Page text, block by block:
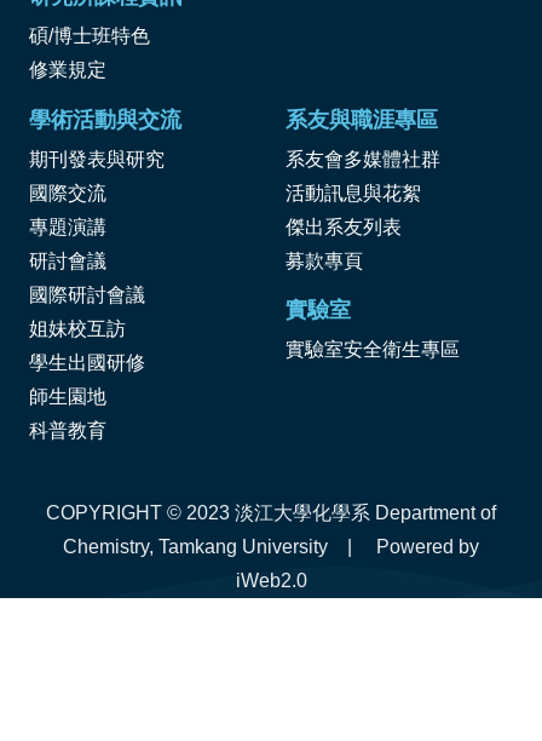
碩/博士班特色
修業規定
學術活動與交流
期刊發表與研究
國際交流
專題演講
研討會議
國際研討會議
姐妹校互訪
學生出國研修
師生園地
科普教育
系友與職涯專區
系友會多媒體社群
活動訊息與花絮
傑出系友列表
募款專頁
實驗室
實驗室安全衛生專區
COPYRIGHT © 2023 淡江大學化學系 Department of
Chemistry, Tamkang University | Powered by
iWeb2.0